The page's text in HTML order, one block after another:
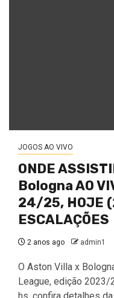
JOGOS AO VIVO
ONDE
Bologna AO
24/25, HOJE
ESCALAÇÕES
2 anos ago admin1
O Aston Villa x
League, edição 2023/